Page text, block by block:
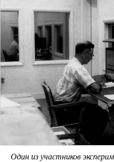
Один из участников